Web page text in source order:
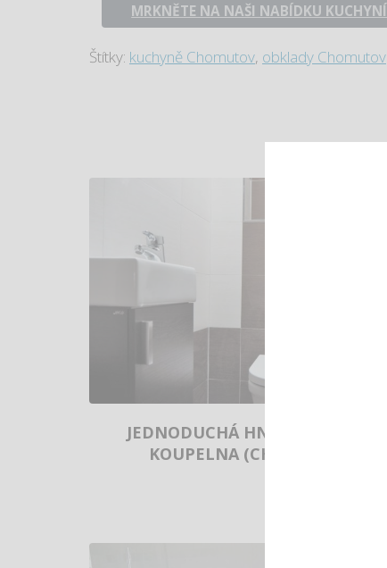
MRKNĚTE NA NAŠI NABÍDKU KUCHYNÍ
Štítky: kuchyně Chomutov, obklady Chomutov
JEDNODUCHÁ HNĚDO-BÉŽOVÁ
KOUPELNA (CHOMUTOV)